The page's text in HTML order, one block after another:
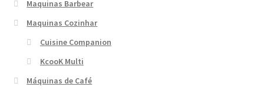
Maquinas Barbear
Maquinas Cozinhar
Cuisine Companion
KcooK Multi
Máquinas de Café